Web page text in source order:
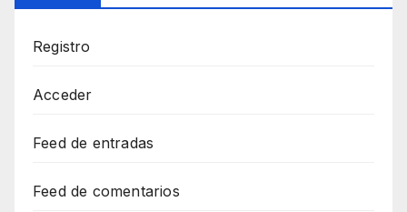
Registro
Acceder
Feed de entradas
Feed de comentarios